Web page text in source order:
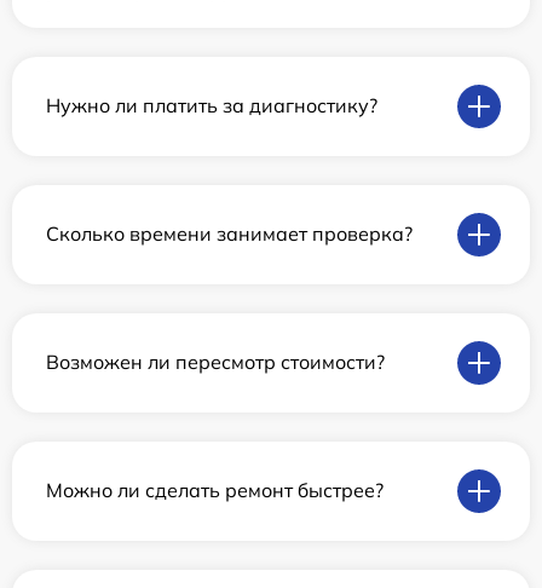
Нужно ли платить за диагностику?
Сколько времени занимает проверка?
Возможен ли пересмотр стоимости?
Можно ли сделать ремонт быстрее?